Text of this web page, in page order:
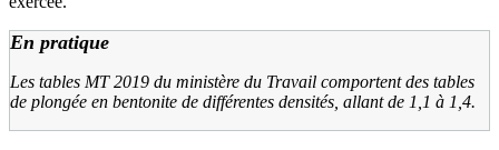
En pratique
Les tables MT 2019 du ministère du Travail comportent des tables
de plongée en bentonite de différentes densités, allant de 1,1 à 1,4.